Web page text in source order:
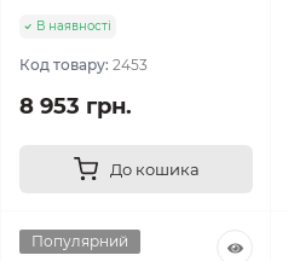
В наявності
Код товару: 2453
8 953 грн.
До кошика
Популярний